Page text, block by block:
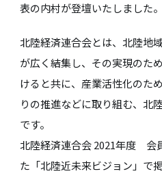
表の内村が登壇いたしました。
北陸経済連合会とは、北陸地
が広く結集し、その実現のた
けると共に、産業活性化のた
りの推進などに取り組む、北
です。
北陸経済連合会 2021年度 会
た「北陸近未来ビジョン」で